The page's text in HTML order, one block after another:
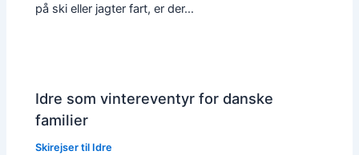
på ski eller jagter fart, er der…
Idre som vintereventyr for danske
familier
Skirejser til Idre